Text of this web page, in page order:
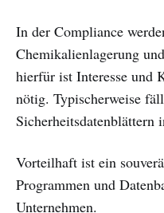
In der Compliance
Chemikalienlagerung
hierfür ist Interesse und
nötig. Typischerweise
Sicherheitsdatenblättern
Vorteilhaft ist ein
Programmen und
Unternehmen.